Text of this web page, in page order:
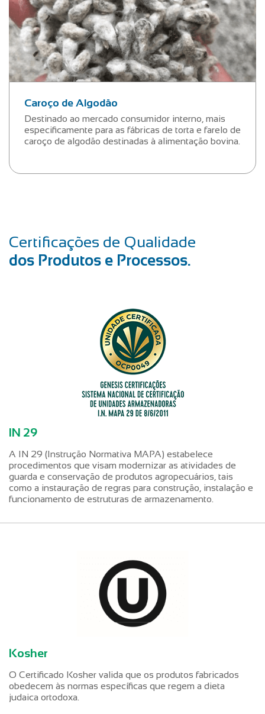
Caroço de Algodão
Destinado ao mercado consumidor interno, mais
especificamente para as fábricas de torta e farelo de
caroço de algodão destinadas à alimentação bovina.
Certificações de Qualidade
dos Produtos e Processos.
IN 29
A IN 29 (Instrução Normativa MAPA) estabelece
procedimentos que visam modernizar as atividades de
guarda e conservação de produtos agropecuários, tais
como a instauração de regras para construção, instalação e
funcionamento de estruturas de armazenamento.
Kosher
O Certificado Kosher valida que os produtos fabricados
obedecem às normas específicas que regem a dieta
judaica ortodoxa.